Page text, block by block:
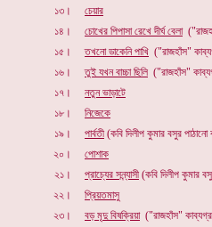
চেয়ার
চোখের পিপাসা রেখে দীর্ঘ বেলা
তখনো ডাকেনি পাখি ("রাজহাঁস"
তুই যখন বাচ্চা ছিলি ("রাজহাঁস"
নতুন ভাড়াটে
নিজেকে
পার্বতী (কবি দিলীপ কুমার বসুর
পোশাক
প্রাচ্যের সন্ন্যাসী (কবি দিলীপ কুমার
প্রিয়তমাসু
বড় মৃদু বিষক্রিয়া("রাজহাঁস"
১৩।
১৪।
১৫।
১৬।
১৭।
১৮।
১৯।
২০।
২১।
২২।
২৩।